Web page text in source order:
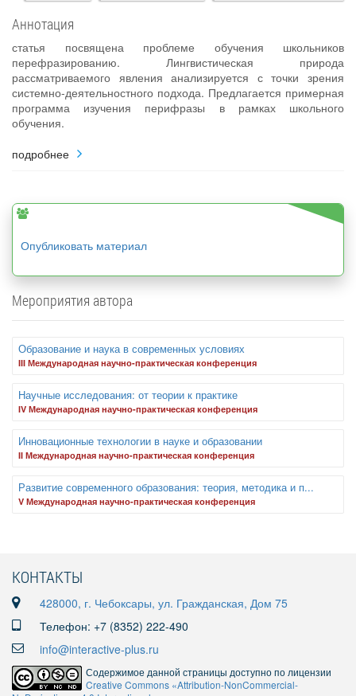
Аннотация
статья посвящена проблеме обучения школьников
перефразированию. Лингвистическая природа
рассматриваемого явления анализируется с точки зрения
системно-деятельностного подхода. Предлагается примерная
программа изучения перифразы в рамках школьного
обучения.
подробнее
Опубликовать материал
Мероприятия автора
Образование и наука в современных условиях
III Международная научно-практическая конференция
Научные исследования: от теории к практике
IV Международная научно-практическая конференция
Инновационные технологии в науке и образовании
II Международная научно-практическая конференция
Развитие современного образования: теория, методика и п...
V Международная научно-практическая конференция
КОНТАКТЫ
428000, г. Чебоксары, ул. Гражданская, Дом 75
Телефон: +7 (8352) 222-490
info@interactive-plus.ru
Содержимое данной страницы доступно по лицензии
Creative Commons «Attribution-NonCommercial-